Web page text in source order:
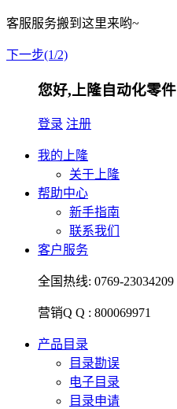
客服服务搬到这里来哟~
下一步(1/2)
您好,上隆自动化零
登录 注册
我的上隆
关于上隆
帮助中心
新手指南
联系我们
客户服务
全国热线: 0769-23034209
营销Q Q : 800069971
产品目录
目录勘误
电子目录
目录申请